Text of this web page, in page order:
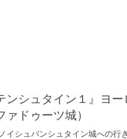
ンシュタイン１』ヨ
ドゥーツ城）
イシュバンシュタイン城への